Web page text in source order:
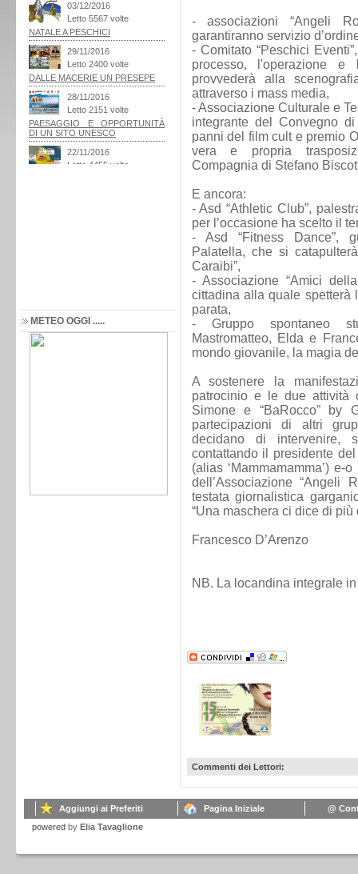
METEO OGGI .....
- associazioni “Angeli
garantiranno servizio
- Comitato “Peschici
processo, l'operazione
provvederà alla
attraverso i mass media,
- Associazione Culturale e
integrante del Convegno
panni del film cult e premio
vera e propria
Compagnia di Stefano
E ancora:
- Asd “Athletic Club”,
per l’occasione ha scelto il
- Asd “Fitness Dance”,
Palatella, che si
Caraibi”,
- Associazione “Amici
cittadina alla quale spetterà
parata,
- Gruppo spontaneo
Mastromatteo, Elda e
mondo giovanile, la magia
A sostenere la
patrocinio e le due attività
Simone e “BaRocco” by
partecipazioni di altri
decidano di intervenire,
contattando il presidente
(alias ‘Mammamamma’) e-
dell’Associazione “Angeli
testata giornalistica
“Una maschera ci dice di più
Francesco D’Arenzo
NB. La locandina integrale
Commenti dei Lettori:
Aggiungi ai Preferiti Pagina Iniziale
@
powered by Elia Tavaglione